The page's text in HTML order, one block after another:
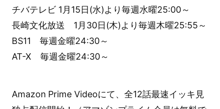
チバテレビ 1月15日(水)より毎週水曜25:00～
長崎文化放送 1月30日(木)より毎週木曜25:55～
BS11 毎週金曜24:30～
AT-X 毎週金曜24:30～
Amazon Prime Videoにて、全12話最速イッキ見